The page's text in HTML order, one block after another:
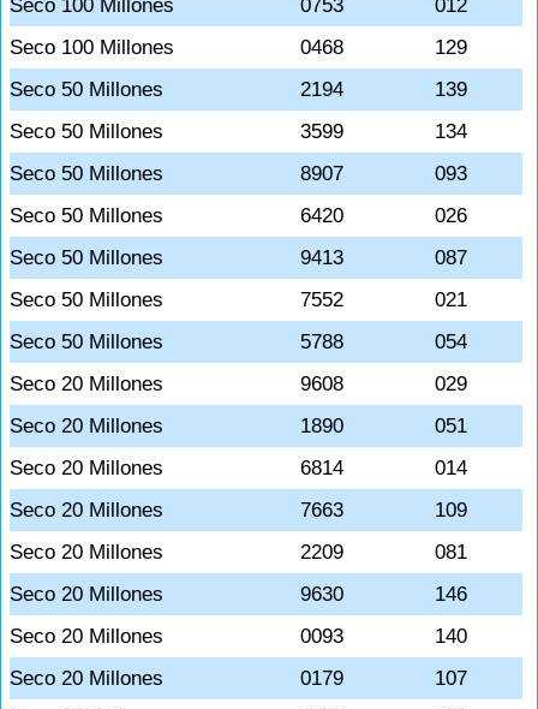
Seco 100 Millones
0753
012
Seco 100 Millones
0468
129
Seco 50 Millones
2194
139
Seco 50 Millones
3599
134
Seco 50 Millones
8907
093
Seco 50 Millones
6420
026
Seco 50 Millones
9413
087
Seco 50 Millones
7552
021
Seco 50 Millones
5788
054
Seco 20 Millones
9608
029
Seco 20 Millones
1890
051
Seco 20 Millones
6814
014
Seco 20 Millones
7663
109
Seco 20 Millones
2209
081
Seco 20 Millones
9630
146
Seco 20 Millones
0093
140
Seco 20 Millones
0179
107